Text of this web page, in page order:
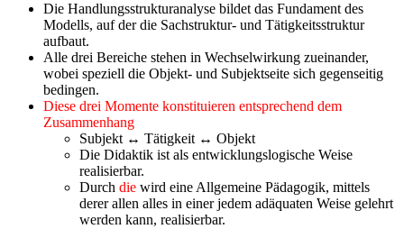
Die Handlungsstrukturanalyse bildet das Fundament des
Modells, auf der die Sachstruktur- und Tätigkeitsstruktur
aufbaut.
Alle drei Bereiche stehen in Wechselwirkung zueinander,
wobei speziell die Objekt- und Subjektseite sich gegenseitig
bedingen.
Diese drei Momente konstituieren entsprechend dem
Zusammenhang
Subjekt ↔ Tätigkeit ↔ Objekt
Die Didaktik ist als entwicklungslogische Weise
realisierbar.
Durch die wird eine Allgemeine Pädagogik, mittels
derer allen alles in einer jedem adäquaten Weise gelehrt
werden kann, realisierbar.